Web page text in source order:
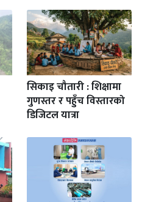
सिकाइ चौतारी : शिक्षामा
गुणस्तर र पहुँच विस्तारको
डिजिटल यात्रा